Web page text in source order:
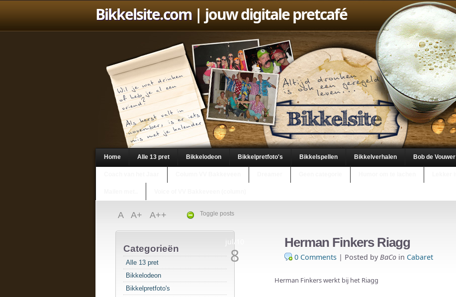
Bikkelsite.com| jouw digitale pretcafé
Home Alle 13 pret Bikkelodeon Bikkelpretfoto's Bikkelspellen Bikkelverhalen Bob de Vouwer
Toggle posts
A A+ A++
Categorieën
Alle 13 pret
Bikkelodeon
Bikkelpretfoto's
jul/10
8
Herman Finkers Riagg
0 Comments | Posted byBaCo in Cabaret
Herman Finkers werkt bij het Riagg